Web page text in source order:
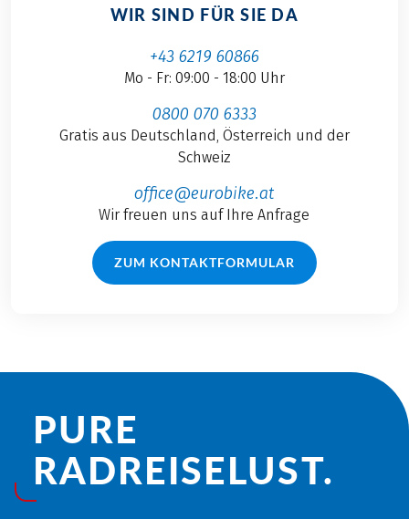
WIR SIND FÜR SIE DA
+43 6219 60866
Mo - Fr: 09:00 - 18:00 Uhr
0800 070 6333
Gratis aus Deutschland, Österreich und der
Schweiz
office@eurobike.at
Wir freuen uns auf Ihre Anfrage
ZUM KONTAKTFORMULAR
PURE
RADREISE­LUST.